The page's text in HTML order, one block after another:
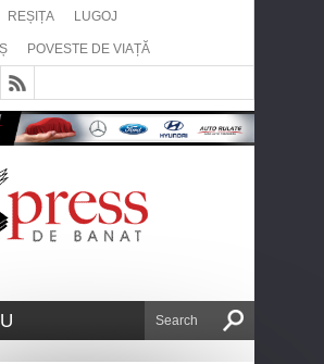
REȘIȚA LUGOJ
POVESTE DE VIAȚĂ